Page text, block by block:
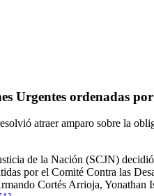
Urgentes ordenadas
atraer amparo sobre la
de la Nación (SCJN)
por el Comité Contra las
Cortés Arrioja,